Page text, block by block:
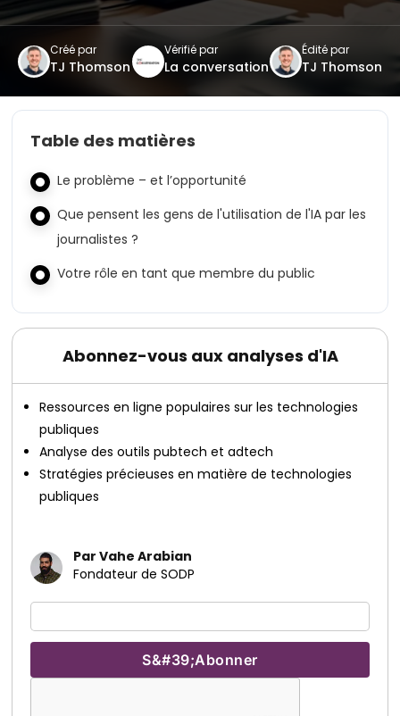
Créé par
TJ Thomson
Vérifié par
La conversation
Édité par
TJ Thomson
Table des matières
Le problème – et l’opportunité
Que pensent les gens de l'utilisation de l'IA par les
journalistes ?
Votre rôle en tant que membre du public
Abonnez-vous aux analyses d'IA
Ressources en ligne populaires sur les technologies
publiques
Analyse des outils pubtech et adtech
Stratégies précieuses en matière de technologies
publiques
Par Vahe Arabian
Fondateur de SODP